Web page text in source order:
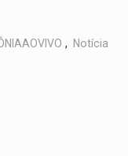
, Notícia